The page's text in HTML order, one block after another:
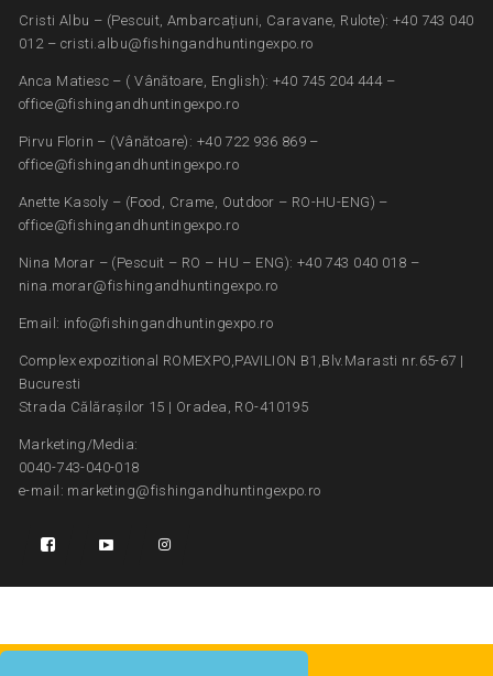
Cristi Albu – (Pescuit, Ambarcațiuni, Caravane, Rulote): +40 743 040
012 – cristi.albu@fishingandhuntingexpo.ro
Anca Matiesc – ( Vânătoare, English): +40 745 204 444 –
office@fishingandhuntingexpo.ro
Pirvu Florin – (Vânătoare): +40 722 936 869 –
office@fishingandhuntingexpo.ro
Anette Kasoly – (Food, Crame, Outdoor – RO-HU-ENG) –
office@fishingandhuntingexpo.ro
Nina Morar – (Pescuit – RO – HU – ENG): +40 743 040 018 –
nina.morar@fishingandhuntingexpo.ro
Email: info@fishingandhuntingexpo.ro
Complex expozitional ROMEXPO,PAVILION B1,Blv.Marasti nr.65-67 |
Bucuresti
Strada Călărașilor 15 | Oradea, RO-410195
Marketing/Media:
0040-743-040-018
e-mail: marketing@fishingandhuntingexpo.ro